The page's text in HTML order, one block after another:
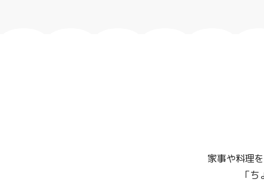
家事や料理
「